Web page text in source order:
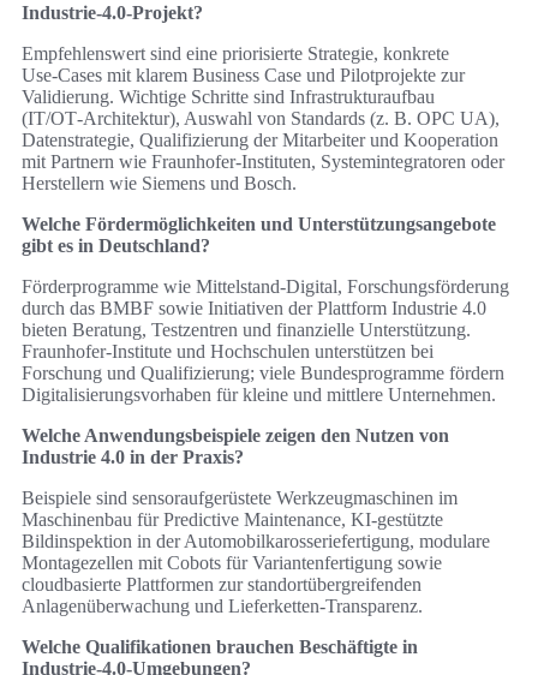
Industrie‑4.0‑Projekt?
Empfehlenswert sind eine priorisierte Strategie, konkrete
Use‑Cases mit klarem Business Case und Pilotprojekte zur
Validierung. Wichtige Schritte sind Infrastrukturaufbau
(IT/OT‑Architektur), Auswahl von Standards (z. B. OPC UA),
Datenstrategie, Qualifizierung der Mitarbeiter und Kooperation
mit Partnern wie Fraunhofer‑Instituten, Systemintegratoren oder
Herstellern wie Siemens und Bosch.
Welche Fördermöglichkeiten und Unterstützungsangebote
gibt es in Deutschland?
Förderprogramme wie Mittelstand‑Digital, Forschungsförderung
durch das BMBF sowie Initiativen der Plattform Industrie 4.0
bieten Beratung, Testzentren und finanzielle Unterstützung.
Fraunhofer‑Institute und Hochschulen unterstützen bei
Forschung und Qualifizierung; viele Bundesprogramme fördern
Digitalisierungsvorhaben für kleine und mittlere Unternehmen.
Welche Anwendungsbeispiele zeigen den Nutzen von
Industrie 4.0 in der Praxis?
Beispiele sind sensoraufgerüstete Werkzeugmaschinen im
Maschinenbau für Predictive Maintenance, KI‑gestützte
Bildinspektion in der Automobilkarosseriefertigung, modulare
Montagezellen mit Cobots für Variantenfertigung sowie
cloudbasierte Plattformen zur standortübergreifenden
Anlagenüberwachung und Lieferketten‑Transparenz.
Welche Qualifikationen brauchen Beschäftigte in
Industrie‑4.0‑Umgebungen?